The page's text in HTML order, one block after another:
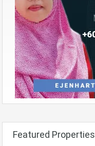
Featured Properties